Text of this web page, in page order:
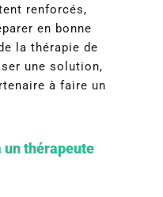
renforcés,
en bonne
la thérapie de
une solution,
à faire un
unthérapeute